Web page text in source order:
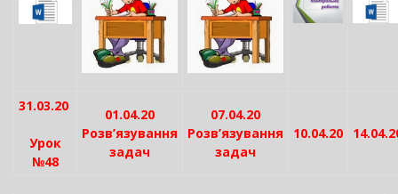
31.03.20
Урок
№48
01.04.20
Розв’язування
задач
07.04.20
Розв’язування
задач
10.04.20